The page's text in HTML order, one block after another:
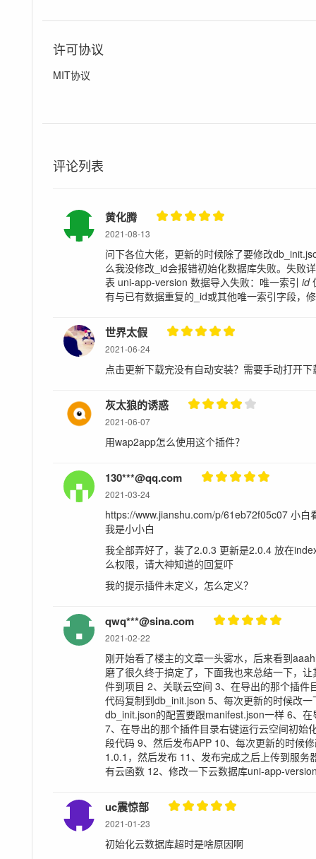
许可协议
MIT协议
评论列表
黄化腾
2021-08-13
问下各位大佬，更新的时候除了要修改
么我没修改_id会报错初始化数据库失败。失败
表 uni-app-version 数据导入失败：唯一索引id
有与已有数据重复的_id或其他唯一索引字段，
世界太假
2021-06-24
点击更新下载完没有自动安装？需要手动打开
灰太狼的诱惑
2021-06-07
用wap2app怎么使用这个插件？
130***@qq.com
2021-03-24
https://www.jianshu.com/p/61eb72f05c07 小
我是小小白
我全部弄好了，装了2.0.3 更新是2.0.4 放在
么权限，请大神知道的回复吓
我的提示插件未定义，怎么定义？
qwq***@sina.com
2021-02-22
刚开始看了楼主的文章一头雾水，后来看到
磨了很久终于搞定了，下面我也来总结一下，
件到项目 2、关联云空间 3、在导出的那个插
代码复制到db_init.json 5、每次更新的时候改
db_init.json的配置要跟manifest.json一样 6、
7、在导出的那个插件目录右键运行云空间初始
段代码 9、然后发布APP 10、每次更新的时候
1.0.1，然后发布 11、发布完成之后上传到服
有云函数 12、修改一下云数据库uni-app-
uc震惊部
2021-01-23
初始化云数据库超时是啥原因啊